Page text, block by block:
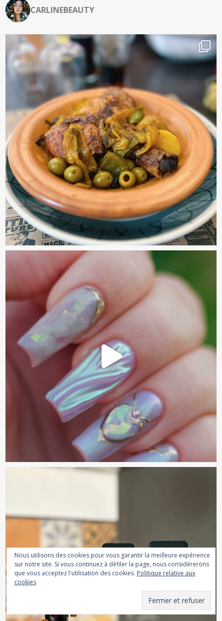
CARLINEBEAUTY
Nous utilisons des cookies pour vous garantir la meilleure expérience
sur notre site. Si vous continuez à défiler la page, nous considérerons
que vous acceptez l'utilisation des cookies. Politique relative aux
cookies